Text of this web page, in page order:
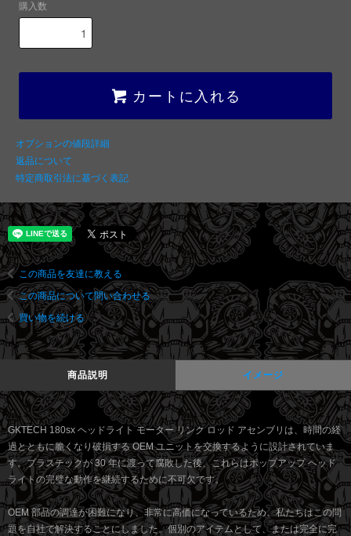
購入数
カートに入れる
オプションの値段詳細
返品について
特定商取引法に基づく表記
この商品を友達に教える
この商品について問い合わせる
買い物を続ける
商品説明 イメージ
GKTECH 180sx ヘッドライト モーター リンク ロッド アセンブリは、時間の経
過とともに脆くなり破損する OEM ユニットを交換するように設計されていま
す。プラスチックが 30 年に渡って腐敗した後、これらはポップアップ ヘッド
ライトの完璧な動作を継続するために不可欠です。
OEM 部品の調達が困難になり、非常に高価になっているため、私たちはこの問
題を自社で解決することにしました。個別のアイテムとして、または完全に完